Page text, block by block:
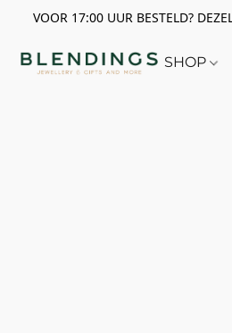
VOOR 17:00 UUR BESTELD?
SHOP